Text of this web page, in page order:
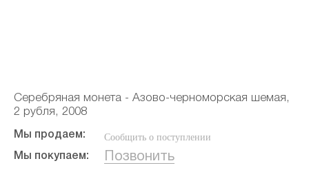
Серебряная монета - Азово-черноморская шемая,
2 рубля, 2008
Мы продаем: Сообщить о поступлении
Мы покупаем: Позвонить